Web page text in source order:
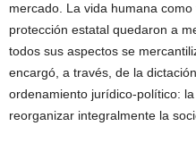
mercado. La vida humana
protección estatal quedaron a
todos sus aspectos se
encargó, a través, de la
ordenamiento jurídico-político:
reorganizar integralmente la